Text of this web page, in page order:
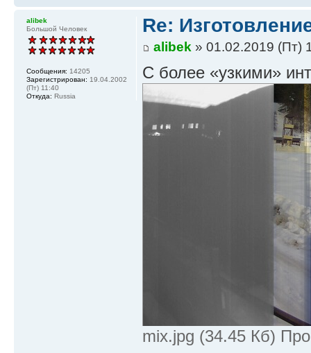
alibek
Большой Человек
Сообщения: 14205
Зарегистрирован: 19.04.2002
(Пт) 11:40
Откуда: Russia
Re:
alibek » 01.02.2019 (Пт)
С более «узкими»
mix.jpg (34.45 Кб)